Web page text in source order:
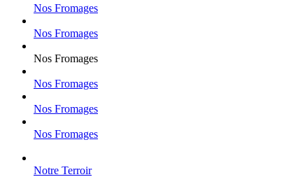
Nos Fromages
Nos Fromages
Nos Fromages
Nos Fromages
Nos Fromages
Nos Fromages
Notre Terroir